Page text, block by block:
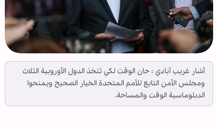
أشار غريب آبادي : حان الوقت لكي تتخذ الدول الأوروبية الثلاث
ومجلس الأمن التابع للأمم المتحدة الخيار الصحيح ويمنحوا
الدبلوماسية الوقت والمساحة.